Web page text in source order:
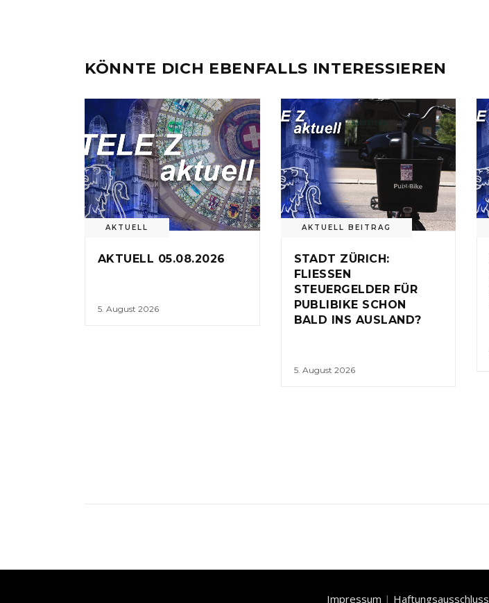
KÖNNTE DICH EBENFALLS INTERESSIEREN
AKTUELL
AKTUELL 05.08.2026
5. August 2026
AKTUELL BEITRAG
STADT ZÜRICH:
FLIESSEN
STEUERGELDER FÜR
PUBLIBIKE SCHON
BALD INS AUSLAND?
5. August 2026
Impressum | Haftungsausschluss